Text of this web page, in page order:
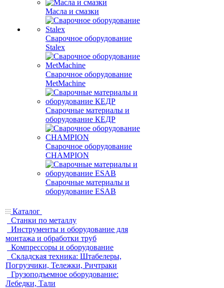
Масла и смазки
Сварочное оборудование
Stalex
Сварочное оборудование
MetMachine
Сварочные материалы и
оборудование КЕДР
Сварочное оборудование
CHAMPION
Сварочные материалы и
оборудование ESAB
Каталог
Станки по металлу
Инструменты и оборудование для
монтажа и обработки труб
Компрессоры и оборудование
Складская техника: Штабелеры,
Погрузчики, Тележки, Ричтраки
Грузоподъемное оборудование:
Лебедки, Тали